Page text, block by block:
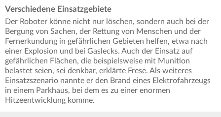
Verschiedene Einsatzgebiete
Der Roboter könne nicht nur löschen, sondern auch bei der
Bergung von Sachen, der Rettung von Menschen und der
Fernerkundung in gefährlichen Gebieten helfen, etwa nach
einer Explosion und bei Gaslecks. Auch der Einsatz auf
gefährlichen Flächen, die beispielsweise mit Munition
belastet seien, sei denkbar, erklärte Frese. Als weiteres
Einsatzszenario nannte er den Brand eines Elektrofahrzeugs
in einem Parkhaus, bei dem es zu einer enormen
Hitzeentwicklung komme.